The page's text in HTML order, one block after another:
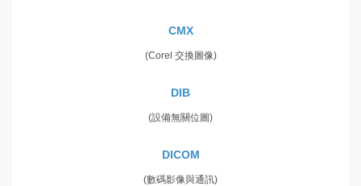
CMX
(Corel 交換圖像)
DIB
(設備無關位圖)
DICOM
(數碼影像與通訊)